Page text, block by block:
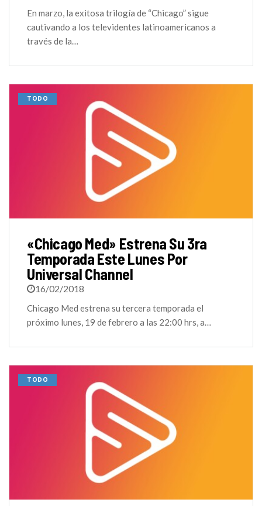
En marzo, la exitosa trilogía de “Chicago” sigue
cautivando a los televidentes latinoamericanos a
través de la…
TODO
«Chicago Med» Estrena Su 3ra
Temporada Este Lunes Por
Universal Channel
16/02/2018
Chicago Med estrena su tercera temporada el
próximo lunes, 19 de febrero a las 22:00 hrs, a…
TODO